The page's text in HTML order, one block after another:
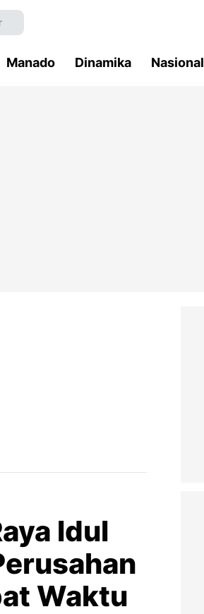
Manado Dinamika Nasional
ldul
Waktu